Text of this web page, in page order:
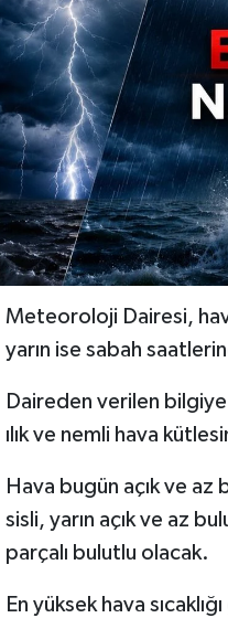
Meteoroloji Dairesi,
yarın ise sabah
Daireden verilen
ılık ve nemli hava
Hava bugün açık ve
sisli, yarın açık ve az
parçalı bulutlu olacak.
En yüksek hava